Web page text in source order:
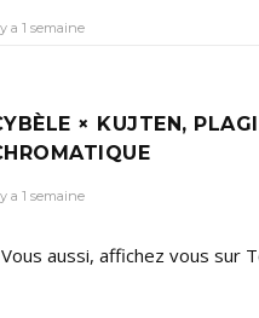
a 1 semaine
× KUJTEN,
a 1 semaine
Vous aussi, affichez vous sur